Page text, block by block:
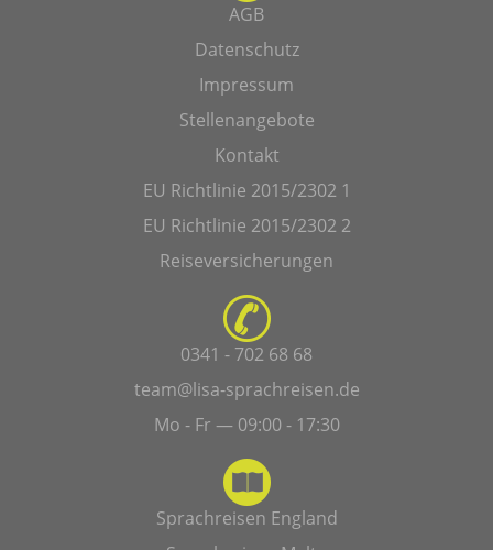
AGB
Datenschutz
Impressum
Stellenangebote
Kontakt
EU Richtlinie 2015/2302 1
EU Richtlinie 2015/2302 2
Reiseversicherungen
0341 - 702 68 68
team@lisa-sprachreisen.de
Mo - Fr — 09:00 - 17:30
Sprachreisen England